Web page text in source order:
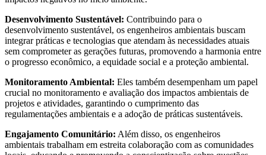
Desenvolvimento Sustentável: Contribuindo para o
desenvolvimento sustentável, os engenheiros ambientais buscam
integrar práticas e tecnologias que atendam às necessidades atuais
sem comprometer as gerações futuras, promovendo a harmonia entre
o progresso econômico, a equidade social e a proteção ambiental.
Monitoramento Ambiental: Eles também desempenham um papel
crucial no monitoramento e avaliação dos impactos ambientais de
projetos e atividades, garantindo o cumprimento das
regulamentações ambientais e a adoção de práticas sustentáveis.
Engajamento Comunitário: Além disso, os engenheiros
ambientais trabalham em estreita colaboração com as comunidades